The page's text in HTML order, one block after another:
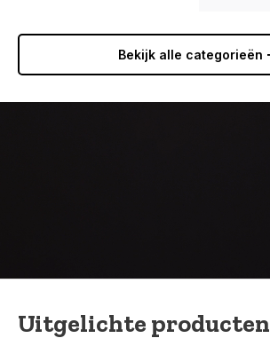
Bekijk alle categorieën
Uitgelichte producten